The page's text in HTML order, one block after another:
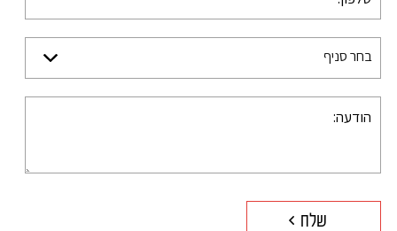
בחר סניף